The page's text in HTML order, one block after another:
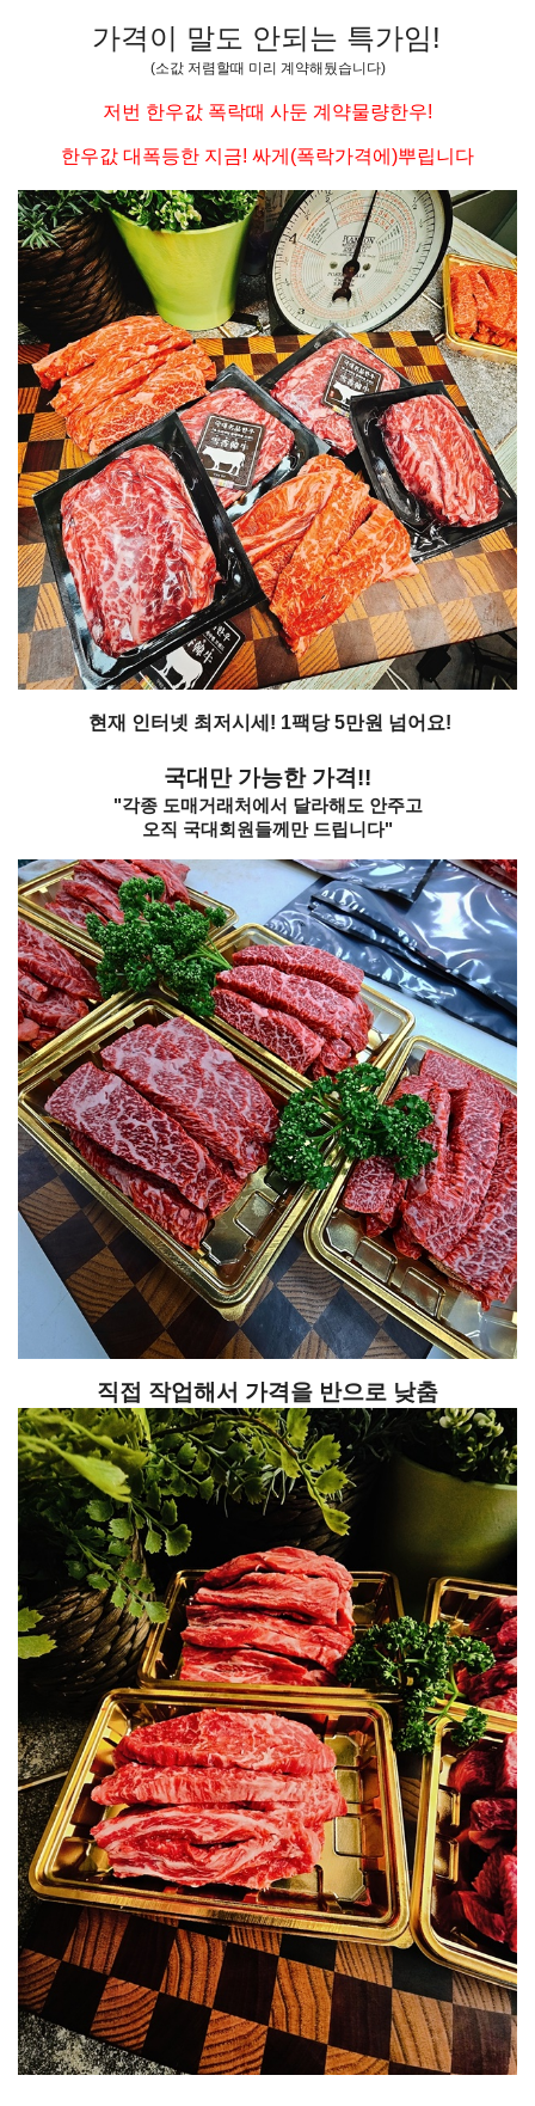
가격이 말도 안되는 특가임!
(소값 저렴할때 미리 계약해뒀습니다)
저번 한우값 폭락때 사둔 계약물량한우!
한우값 대폭등한 지금! 싸게(폭락가격에)뿌립니다
현재 인터넷 최저시세! 1팩당 5만원 넘어요!
국대만 가능한 가격!!
"각종 도매거래처에서 달라해도 안주고
오직 국대회원들께만 드립니다"
직접 작업해서 가격을 반으로 낮춤